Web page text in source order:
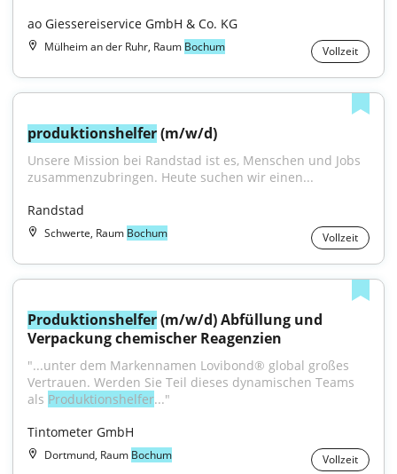
ao Giessereiservice GmbH & Co. KG
Mülheim an der Ruhr, Raum Bochum Vollzeit
produktionshelfer (m/w/d)
Unsere Mission bei Randstad ist es, Menschen und Jobs
zusammenzubringen. Heute suchen wir einen...
Randstad
Schwerte, Raum Bochum Vollzeit
Produktionshelfer (m/w/d) Abfüllung und
Verpackung chemischer Reagenzien
"...unter dem Markennamen Lovibond® global großes
Vertrauen. Werden Sie Teil dieses dynamischen Teams
als Produktionshelfer..."
Tintometer GmbH
Dortmund, Raum Bochum Vollzeit